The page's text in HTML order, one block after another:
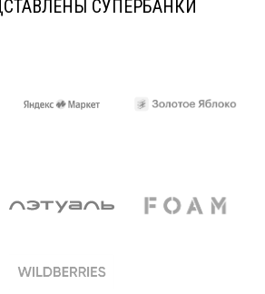
СУПЕРБАНКИ